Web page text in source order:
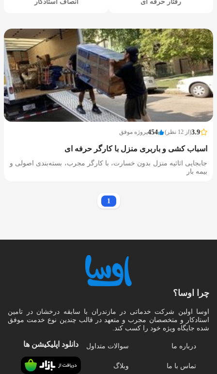
رفتار حرفه ای انصاف استادکار
3.9(از 12 نظر) 454پروژه موفق
اسباب کشی و باربری منزل با کارگر حرفه ای
جابجایی اثاثیه منزل بدون خسارت، با کارگر مجرب، بسته‌بندی اصولی و
بیمه بار
1
چرا اوسا؟
اوسا اولین شرکت خدماتی در مازندران با سابقه درخشان در تامین
استادکار و متخصصان مجرب و متعهد در قالب چندین نوع خدمت موفق
شده جایگاه ویژه خود را کسب کند.
درباره ما سوالات متداول
تماس با ما وبلاگ
دانلود اپلیکیشن‌ ها